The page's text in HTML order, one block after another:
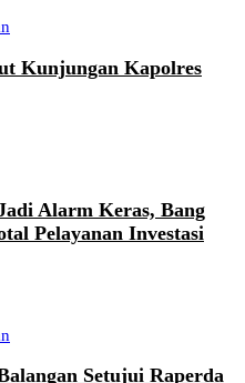
Kunjungan Kapolres
Alarm Keras, Bang
Pelayanan Investasi
Setujui Raperda